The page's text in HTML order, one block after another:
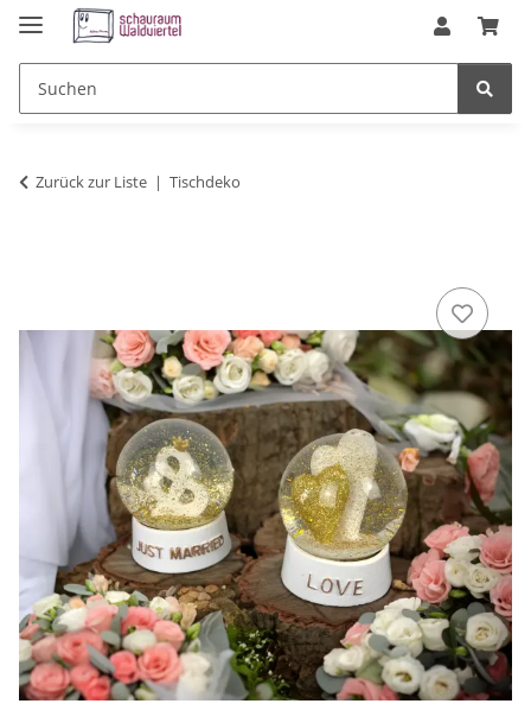
Zurück zur Liste Tischdeko